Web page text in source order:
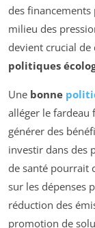
des
milieu des
devient crucial de
politiques
Une bonne
alléger le fardeau
générer des
investir dans des
de santé pourrait
sur les dépenses
réduction des
promotion de